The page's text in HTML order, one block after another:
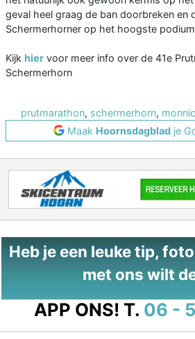
geval heel graag de ban doorbreken en
Schermerhorner op het hoogste
Kijk hier voor meer info over de 41e
Schermerhorn
prutmarathon, schermerhorn,
Maak Hoornsdagbladje
Heb je een leuke tip,
met ons wilt
APP ONS! T. 06 -